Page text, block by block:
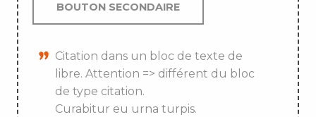
BOUTON SECONDAIRE
Citation dans un bloc de texte de
libre. Attention => différent du bloc
de type citation.
Curabitur eu urna turpis.